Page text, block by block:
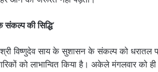
की सिद्धि’
श्री विष्णुदेव साय के सुशासन के संकल्प को
को लाभान्वित किया है। अकेले मंगलवार को